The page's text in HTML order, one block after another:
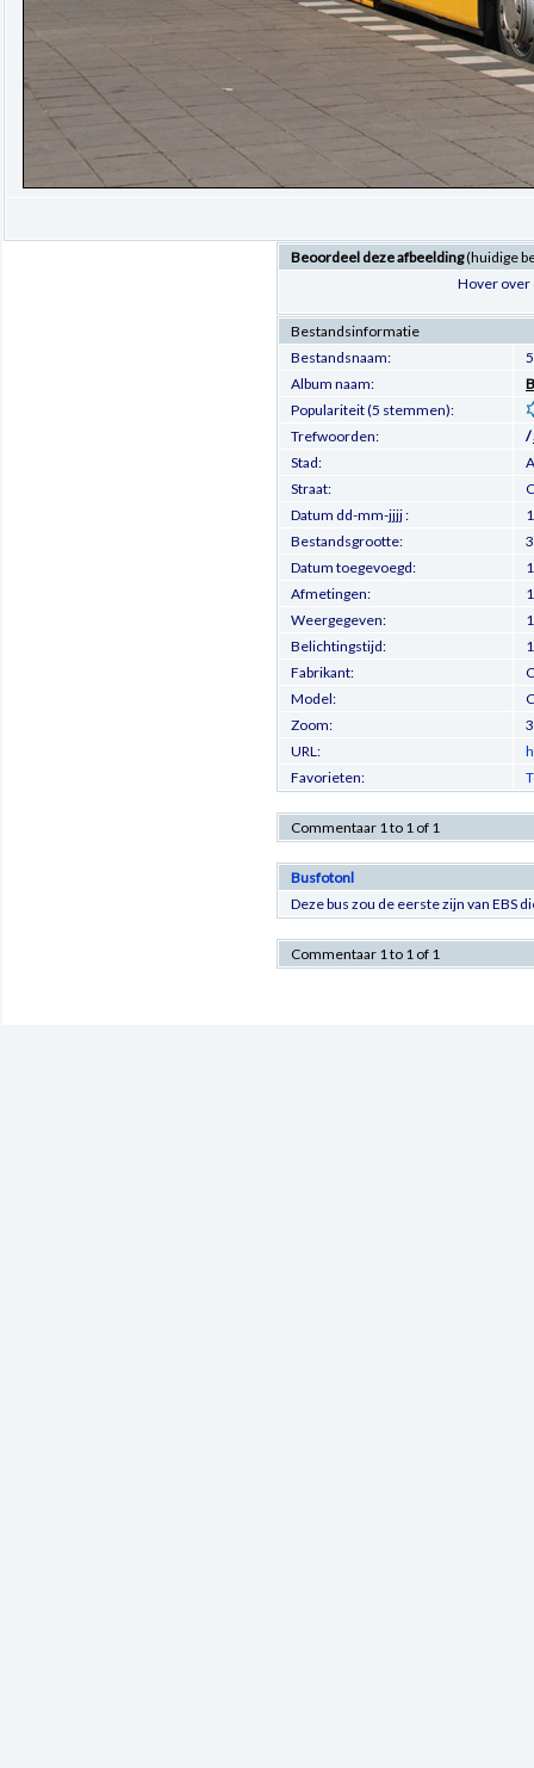
Beoordeel deze afbeelding(huidige
Hover over
Bestandsinformatie
Bestandsnaam:
Album naam:
Populariteit (5 stemmen):
Trefwoorden:
/
Stad:
Straat:
Datum dd-mm-jjjj :
Bestandsgrootte:
Datum toegevoegd:
Afmetingen:
Weergegeven:
Belichtingstijd:
Fabrikant:
Model:
Zoom:
URL:
Favorieten:
Commentaar 1 to 1 of 1
Busfotonl
Deze bus zou de eerste zijn van EBS
Commentaar 1 to 1 of 1